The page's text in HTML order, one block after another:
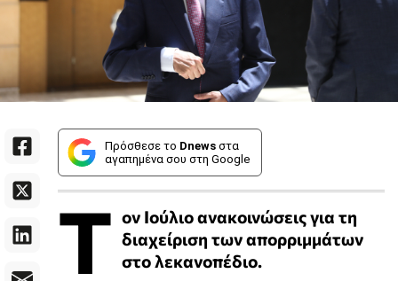
Πρόσθεσε το Dnews στα
αγαπημένα σου στη Google
Τ ον Ιούλιο ανακοινώσεις για τη
διαχείριση των απορριμμάτων
στο λεκανοπέδιο.